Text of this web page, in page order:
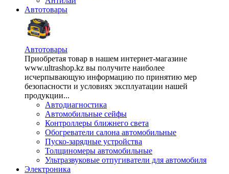
Автотовары
Автотовары
Приобретая товар в нашем интернет-магазине
www.ultrashop.kz вы получите наиболее
исчерпывающую информацию по принятию мер
безопасности и условиях эксплуатации нашей
продукции...
Автодиагностика
Автомобильные сейфы
Контроллеры ближнего света
Обогреватели салона автомобильные
Пуско-зарядные устройства
Толщиномеры автомобильные
Ультразвуковые отпугиватели для автомобиля
Электроника